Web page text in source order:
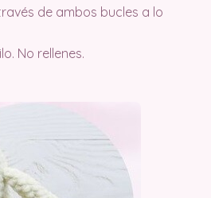
de ambos bucles a lo
No rellenes.